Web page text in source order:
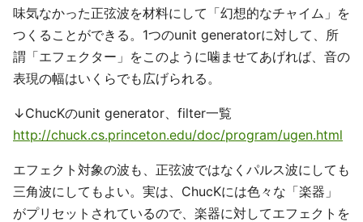
味気なかった正弦波を材料にして「幻想的なチャイム」を
つくることができる。1つのunit generatorに対して、所
謂「エフェクター」をこのように噛ませてあげれば、音の
表現の幅はいくらでも広げられる。
↓ChucKのunit generator、filter一覧
http://chuck.cs.princeton.edu/doc/program/ugen.html
エフェクト対象の波も、正弦波ではなくパルス波にしても
三角波にしてもよい。実は、ChucKには色々な「楽器」
がプリセットされているので、楽器に対してエフェクトを